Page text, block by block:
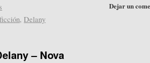
Dejar un
,Delany
– Nova